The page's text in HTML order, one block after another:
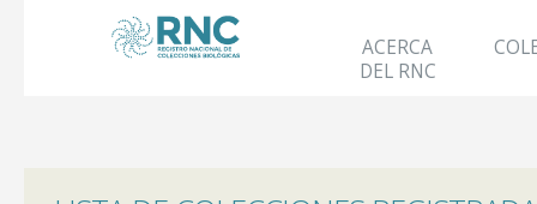
ACERCA
DEL RNC